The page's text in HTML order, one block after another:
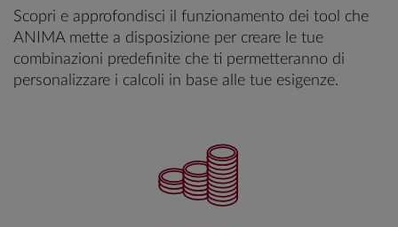
Scopri e approfondisci il funzionamento dei tool che
ANIMA mette a disposizione per creare le tue
combinazioni predefinite che ti permetteranno di
personalizzare i calcoli in base alle tue esigenze.